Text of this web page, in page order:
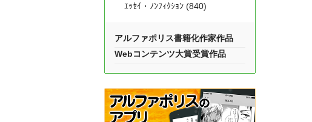
ｴｯｾｲ・ﾉﾝﾌｨｸｼｮﾝ (840)
アルファポリス書籍化作家作品
Webコンテンツ大賞受賞作品